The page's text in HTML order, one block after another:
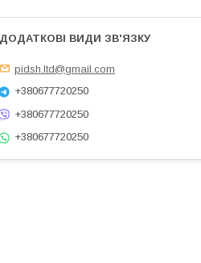
pidsh.ltd@gmail.com
+380677720250
+380677720250
+380677720250